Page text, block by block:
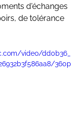
d'échanges
de tolérance
video/dd0b36_
360p